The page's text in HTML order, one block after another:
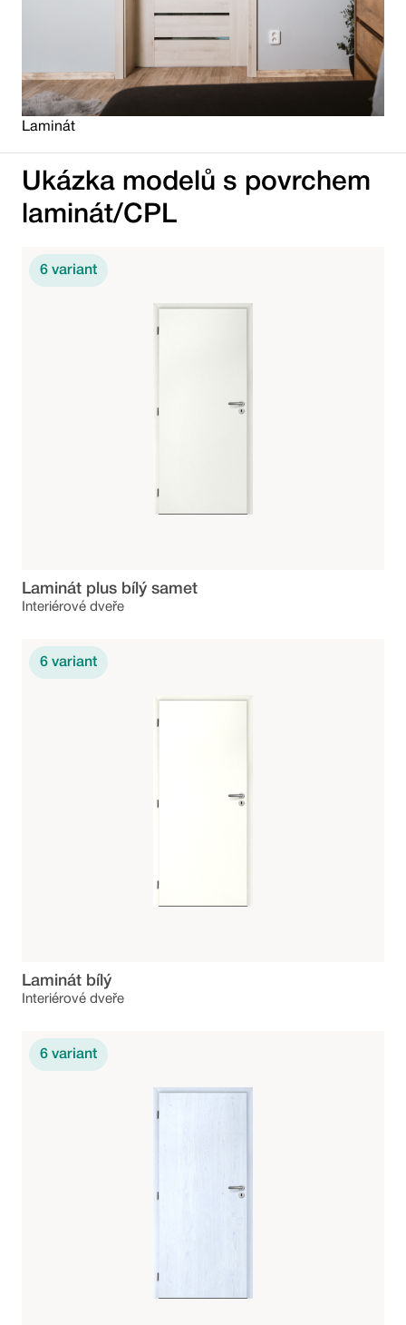
Laminát
Ukázka modelů s povrchem
laminát/CPL
Laminát plus bílý samet
Interiérové dveře
6 variant
Laminát bílý
Interiérové dveře
6 variant
6 variant